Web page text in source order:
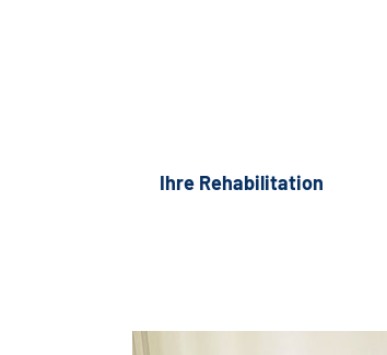
Ihre Rehabilitation